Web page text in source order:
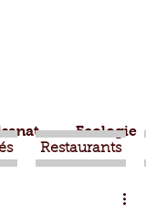
Restaurants
Ecologie